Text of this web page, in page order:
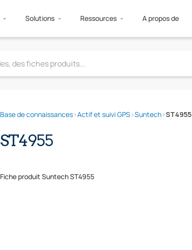
Solutions Ressources A propos de
Base de connaissances›Actif et suivi GPS›Suntech›ST4955
ST4955
Fiche produit Suntech ST4955